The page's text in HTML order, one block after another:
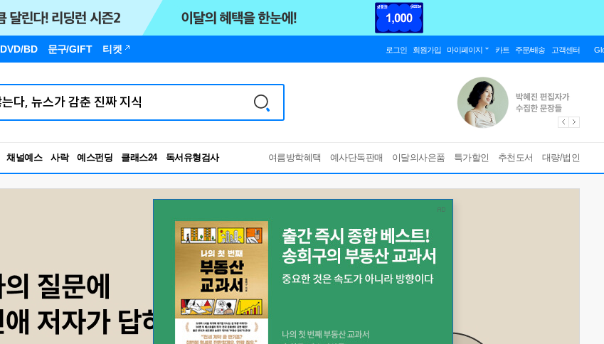
DVD/BD 문구/GIFT 티켓 로그인 회원가입 마이페이지 카트 주문/배송 고객센터
채널예스 사락 예스펀딩 클래스24
독서유형검사
RBTI Lab
독서유형검사
여름방학혜택 예사단독판매 이달의사은품 특가할인 추천도서 대량/법인